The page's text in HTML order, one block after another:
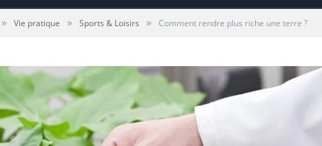
» Vie pratique » Sports & Loisirs » Comment rendre plus riche une terre ?